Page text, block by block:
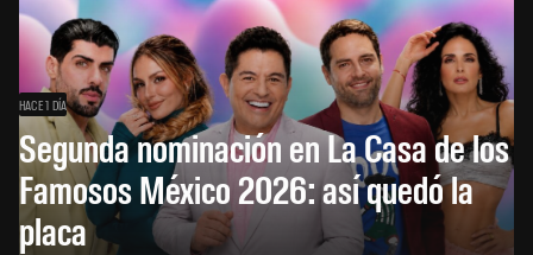
HACE 1 DÍA
Segunda nominación en La Casa de los
Famosos México 2026: así quedó la
placa